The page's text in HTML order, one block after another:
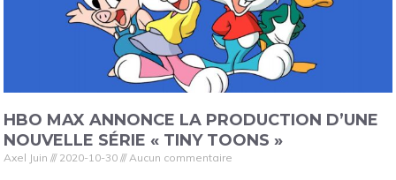
HBO MAX ANNONCE LA PRODUCTION D’UNE
NOUVELLE SÉRIE « TINY TOONS »
Axel Juin 2020-10-30 Aucun commentaire